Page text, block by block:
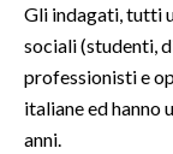
Gli indagati, tutti
sociali (studenti,
professionisti e
italiane ed hanno
anni.